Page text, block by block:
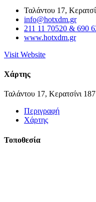
Ταλάντου 17,
info@hotxdm.gr
211 11 70520 & 690
www.hotxdm.gr
Visit Website
Χάρτης
Ταλάντου 17, Κερατσίνι
Περιγραφή
Χάρτης
Τοποθεσία